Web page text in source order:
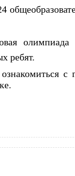
олимпиада
ребят.
с